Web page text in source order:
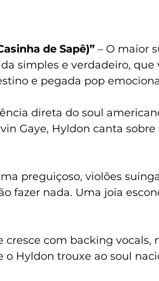
de Sapê)” – O maior
simples e verdadeiro,
e pegada pop
direta do soul
Gaye, Hyldon canta sobre
preguiçoso, violões
fazer nada. Uma joia
cresce com backing vocals,
Hyldon trouxe ao soul